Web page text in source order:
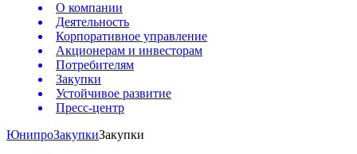
О компании
Деятельность
Корпоративное управление
Акционерам и инвесторам
Потребителям
Закупки
Устойчивое развитие
Пресс-центр
ЮнипроЗакупкиЗакупки